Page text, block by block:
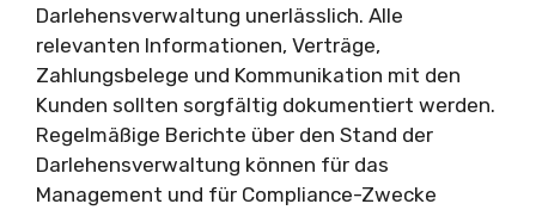
Darlehensverwaltung unerlässlich. Alle
relevanten Informationen, Verträge,
Zahlungsbelege und Kommunikation mit den
Kunden sollten sorgfältig dokumentiert werden.
Regelmäßige Berichte über den Stand der
Darlehensverwaltung können für das
Management und für Compliance-Zwecke